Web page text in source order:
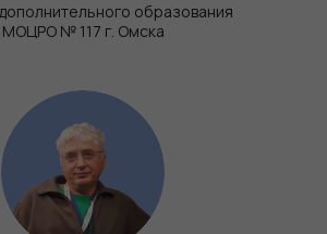
образования
МОЦРО № 117 г. Омска